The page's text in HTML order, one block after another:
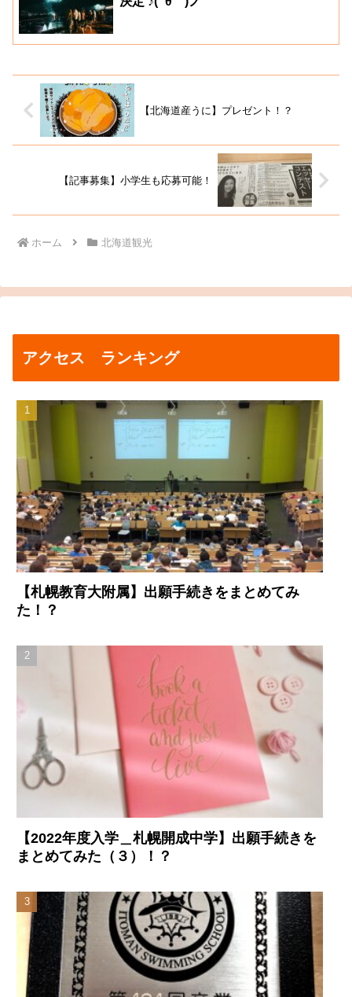
【北海道産うに】プレゼント！？
【記事募集】小学生も応募可能！
ホーム 北海道観光
アクセス ランキング
【札幌教育大附属】出願手続きをまとめてみ
た！？
【2022年度入学＿札幌開成中学】出願手続きを
まとめてみた（３）！？